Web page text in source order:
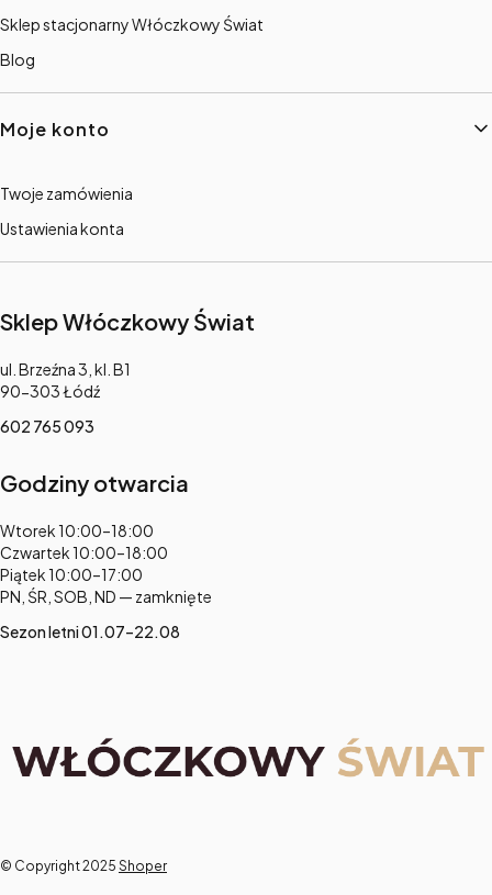
Sklep stacjonarny Włóczkowy Świat
Blog
Moje konto
Twoje zamówienia
Ustawienia konta
Sklep Włóczkowy Świat
Adres:
ul. Brzeźna 3, kl. B1
90-303 Łódź
602 765 093
Godziny otwarcia
Adres:
Wtorek 10:00–18:00
Czwartek 10:00–18:00
Piątek 10:00–17:00
PN, ŚR, SOB, ND — zamknięte
Sezon letni 01.07–22.08
© Copyright 2025 Shoper